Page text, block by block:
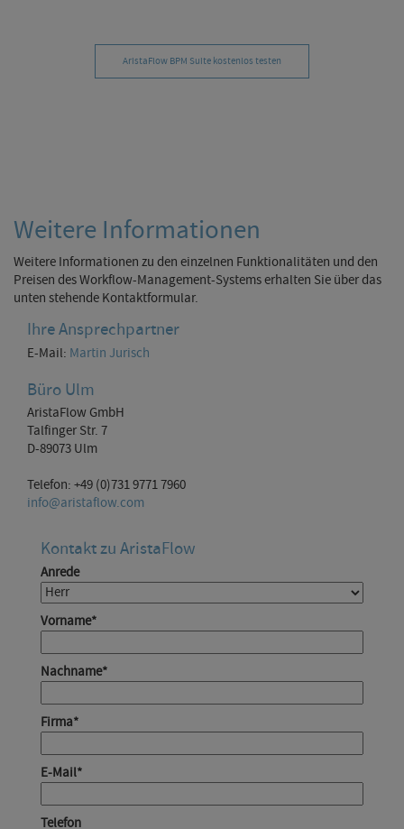
AristaFlow BPM Suite kostenlos testen
Weitere Informationen
Weitere Informationen zu den einzelnen Funktionalitäten und den
Preisen des Workflow-Management-Systems erhalten Sie über das
unten stehende Kontaktformular.
Ihre Ansprechpartner
E-Mail: Martin Jurisch
Büro Ulm
AristaFlow GmbH
Talfinger Str. 7
D-89073 Ulm
Telefon: +49 (0)731 9771 7960
info@aristaflow.com
Kontakt zu AristaFlow
Anrede
Vorname*
Nachname*
Firma*
E-Mail*
Telefon